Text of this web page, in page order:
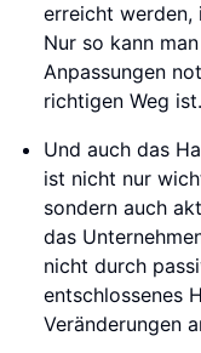
erreicht werden,
Nur so kann
Anpassungen
richtigen Weg ist.
Und auch das
ist nicht nur
sondern auch
das
nicht durch
entschlossenes
Veränderungen